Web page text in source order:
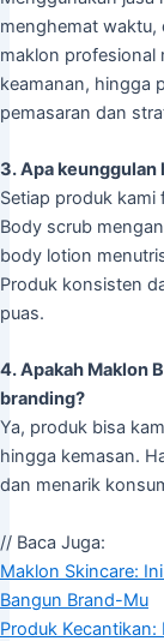
menghemat waktu,
maklon profesional
keamanan, hingga
pemasaran dan
3. Apa keunggulan
Setiap produk kami
Body scrub
body lotion
Produk konsisten
puas.
4. Apakah Maklon
branding?
Ya, produk bisa
hingga kemasan.
dan menarik
// Baca Juga:
Maklon Skincare:
Bangun Brand-Mu
Produk